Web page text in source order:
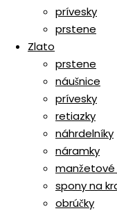
prívesky
prstene
Zlato
prstene
náušnice
prívesky
retiazky
náhrdelníky
náramky
spony na
obrúčky